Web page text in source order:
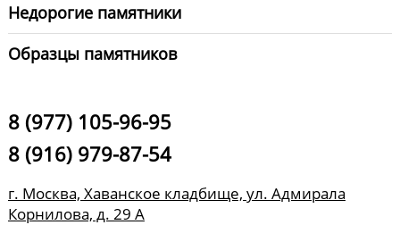
Недорогие памятники
Образцы памятников
8 (977) 105-96-95
8 (916) 979-87-54
г. Москва, Хаванское кладбище, ул. Адмирала
Корнилова, д. 29 А